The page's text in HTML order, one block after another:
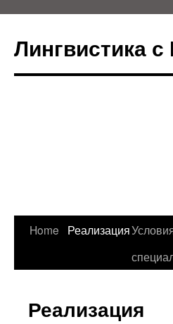
Лингвистика
Skip
Home Реализация
Реализация